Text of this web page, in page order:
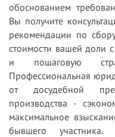
обоснованием
Вы получите
рекомендации по
стоимости вашей доли
и пошаговую
Профессиональная
от досудебной
производства -
максимальное
бывшего